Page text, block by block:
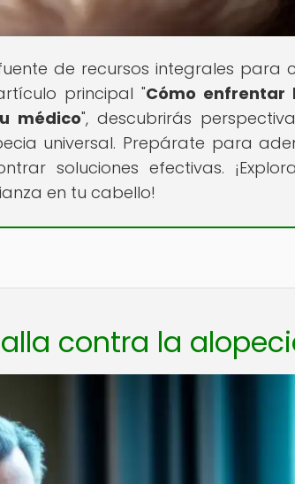
de recursos integrales para
principal "Cómo enfrentar
médico", descubrirás
universal. Prepárate para
soluciones efectivas.
en tu cabello!
contra la